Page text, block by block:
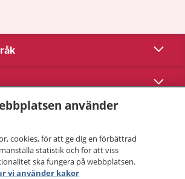
Visa
Visa
använder
cookies, för att ge dig en förbättrad
statistik och för att viss
ska fungera på webbplatsen.
vi använder kakor